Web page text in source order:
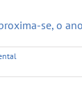
se, o